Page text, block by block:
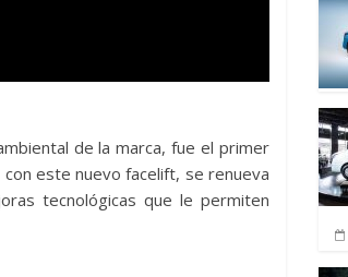
de la marca, fue el primer
este nuevo facelift, se renueva
tecnológicas que le permiten